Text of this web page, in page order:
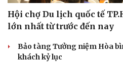
Sân khấu - Điện ảnh
Văn học
Âm nhạc
Hội chợ Du lịch quốc tế
lớn nhất từ trước đến nay
Bảo tàng Tưởng niệm Hòa
khách kỷ lục